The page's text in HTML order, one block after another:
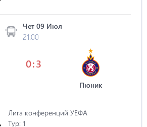
Чет 09 Июл
21:00
0:3
Пюник
Лига конференций УЕФА
Tур: 1